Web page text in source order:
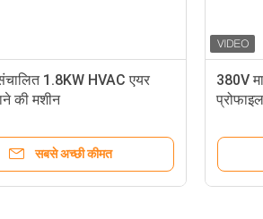
1.8KW HVAC एयर
की मशीन
सबसे अच्छी कीमत
380V